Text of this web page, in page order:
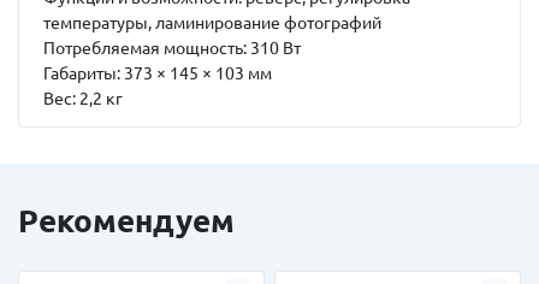
температуры, ламинирование фотографий
Потребляемая мощность: 310 Вт
Габариты: 373 × 145 × 103 мм
Вес: 2,2 кг
Рекомендуем